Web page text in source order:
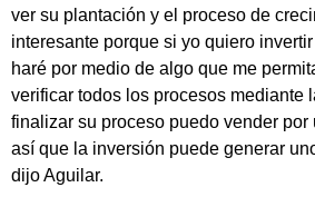
ver su plantación y el proceso de
interesante porque si yo quiero
haré por medio de algo que me
verificar todos los procesos mediante
finalizar su proceso puedo vender por
así que la inversión puede generar
dijo Aguilar.